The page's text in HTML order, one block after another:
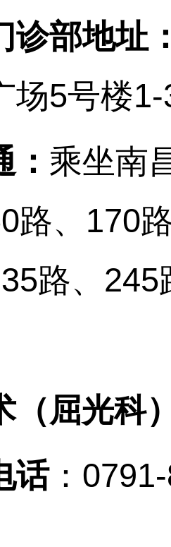
诊部地址
场5号楼
乘坐南
路、170
路、
（屈光科
话：